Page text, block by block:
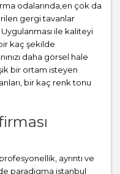
odalarında,en çok da
gergi tavanlar
ile kaliteyi
kaç şekilde
daha görsel hale
bir ortam isteyen
bir kaç renk tonu
ayrıntı ve
paradigma istanbul